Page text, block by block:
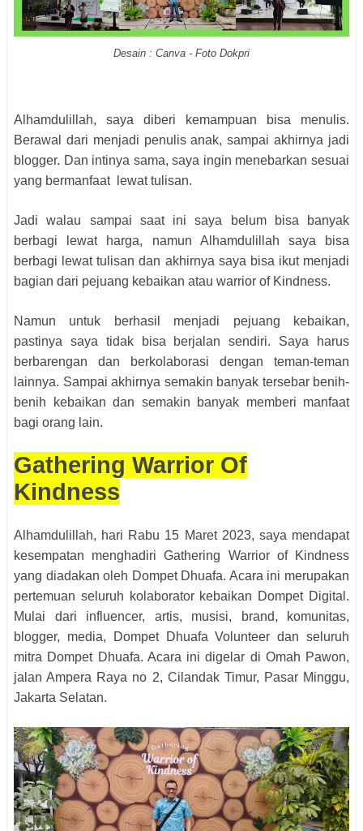
Desain : Canva - Foto Dokpri
Alhamdulillah, saya diberi kemampuan bisa menulis.
Berawal dari menjadi penulis anak, sampai akhirnya jadi
blogger. Dan intinya sama, saya ingin menebarkan sesuai
yang bermanfaat lewat tulisan.
Jadi walau sampai saat ini saya belum bisa banyak
berbagi lewat harga, namun Alhamdulillah saya bisa
berbagi lewat tulisan dan akhirnya saya bisa ikut menjadi
bagian dari pejuang kebaikan atau warrior of Kindness.
Namun untuk berhasil menjadi pejuang kebaikan,
pastinya saya tidak bisa berjalan sendiri. Saya harus
berbarengan dan berkolaborasi dengan teman-teman
lainnya. Sampai akhirnya semakin banyak tersebar benih-
benih kebaikan dan semakin banyak memberi manfaat
bagi orang lain.
Gathering Warrior Of
Kindness
Alhamdulillah, hari Rabu 15 Maret 2023, saya mendapat
kesempatan menghadiri Gathering Warrior of Kindness
yang diadakan oleh Dompet Dhuafa. Acara ini merupakan
pertemuan seluruh kolaborator kebaikan Dompet Digital.
Mulai dari influencer, artis, musisi, brand, komunitas,
blogger, media, Dompet Dhuafa Volunteer dan seluruh
mitra Dompet Dhuafa. Acara ini digelar di Omah Pawon,
jalan Ampera Raya no 2, Cilandak Timur, Pasar Minggu,
Jakarta Selatan.